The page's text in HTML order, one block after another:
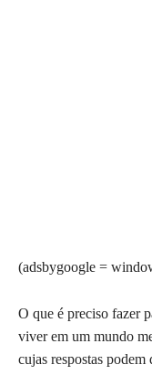
(adsbygoogle =
O que é preciso fazer
viver em um mundo
cujas respostas